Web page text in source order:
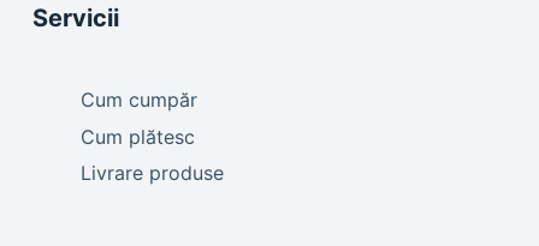
Servicii
Cum cumpăr
Cum plătesc
Livrare produse